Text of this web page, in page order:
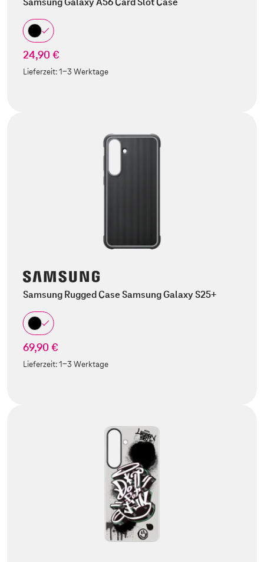
24,90 €
Lieferzeit:1-3 Werktage
Samsung Rugged Case Samsung Galaxy S25+
69,90 €
Lieferzeit:1-3 Werktage